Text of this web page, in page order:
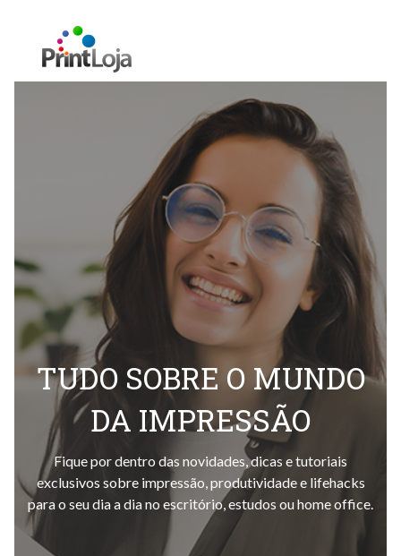
TUDO SOBRE O MUNDO
DA IMPRESSÃO
Fique por dentro das novidades, dicas e tutoriais
exclusivos sobre impressão, produtividade e lifehacks
para o seu dia a dia no escritório, estudos ou home office.